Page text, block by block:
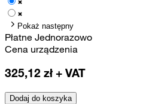
Pokaż następny
Płatne Jednorazowo
Cena urządzenia
325,12 zł + VAT
Dodaj do koszyka